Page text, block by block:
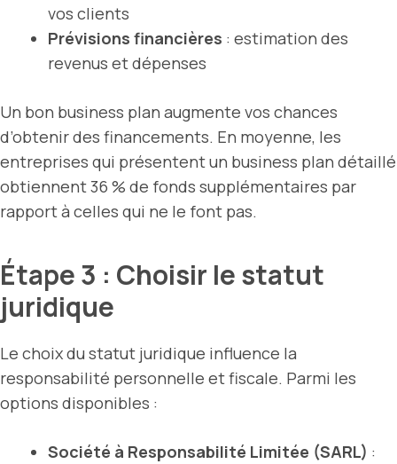
vos clients
Prévisions financières : estimation des
revenus et dépenses
Un bon business plan augmente vos chances
d’obtenir des financements. En moyenne, les
entreprises qui présentent un business plan détaillé
obtiennent 36 % de fonds supplémentaires par
rapport à celles qui ne le font pas.
Étape 3 : Choisir le statut
juridique
Le choix du statut juridique influence la
responsabilité personnelle et fiscale. Parmi les
options disponibles :
Société à Responsabilité Limitée (SARL) :